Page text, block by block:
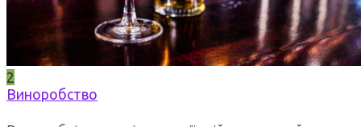
2
Виноробство